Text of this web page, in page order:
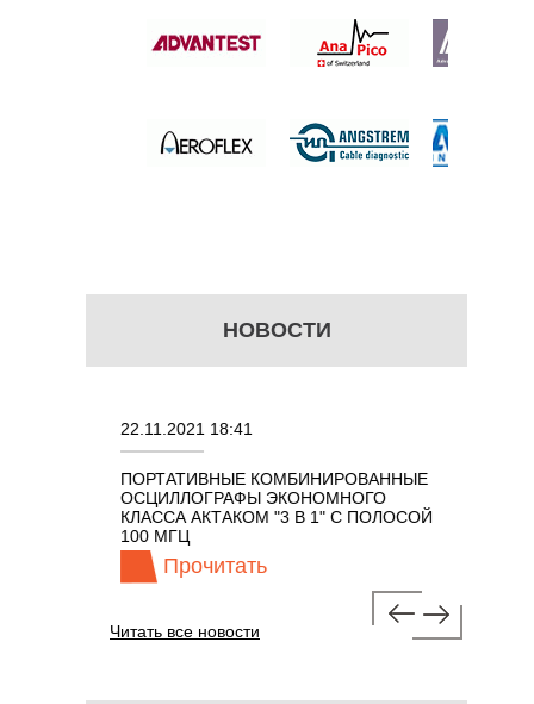
НОВОСТИ
22.11.2021 18:41
ПОРТАТИВНЫЕ КОМБИНИРОВАННЫЕ
ОСЦИЛЛОГРАФЫ ЭКОНОМНОГО
КЛАССА АКТАКОМ "3 В 1" С ПОЛОСОЙ
100 МГЦ
Прочитать
Читать все новости